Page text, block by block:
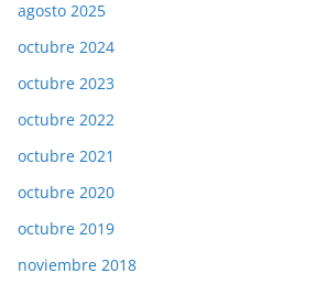
agosto 2025
octubre 2024
octubre 2023
octubre 2022
octubre 2021
octubre 2020
octubre 2019
noviembre 2018